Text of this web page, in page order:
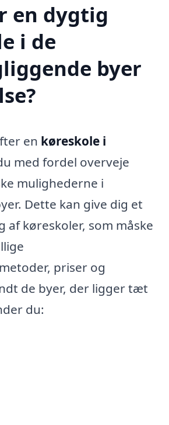
en dygtig
i de
byer
en køreskole i
med fordel overveje
mulighederne i
Dette kan give dig et
af køreskoler, som måske
priser og
de byer, der ligger tæt
du: